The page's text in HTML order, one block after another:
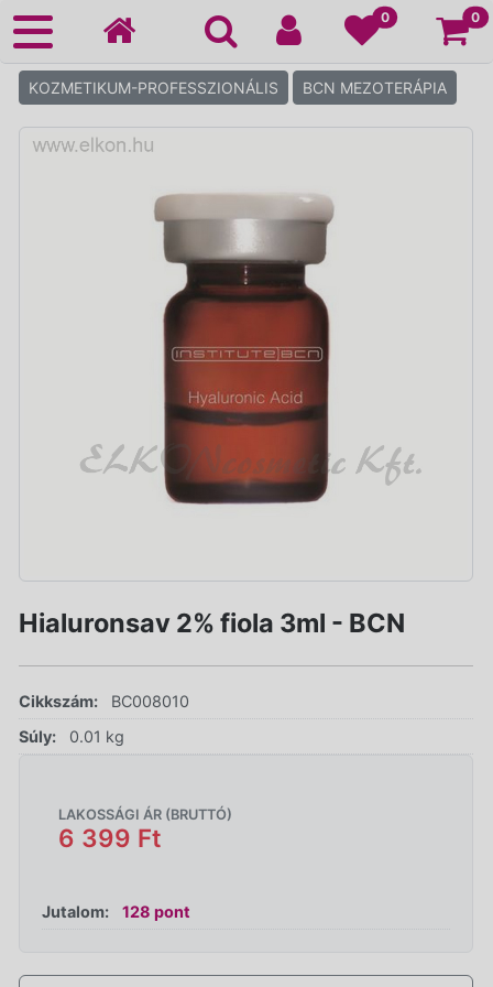
0 0
KOZMETIKUM-PROFESSZIONÁLIS BCN MEZOTERÁPIA
Hialuronsav 2% fiola 3ml - BCN
Cikkszám:
BC008010
Súly:
0.01 kg
LAKOSSÁGI ÁR (BRUTTÓ)
6 399 Ft
Jutalom: 128 pont